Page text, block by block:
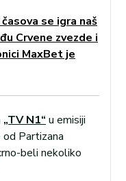
se igra naš
Crvene zvezde i
MaxBet je
„TV N1“ u emisiji
Partizana
beli nekoliko